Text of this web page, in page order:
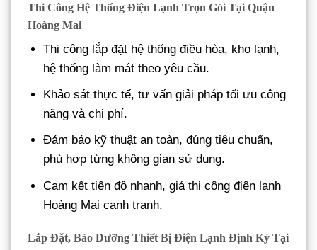
Thi Công Hệ Thống Điện Lạnh Trọn Gói Tại Quận
Hoàng Mai
Thi công lắp đặt hệ thống điều hòa, kho lạnh,
hệ thống làm mát theo yêu cầu.
Khảo sát thực tế, tư vấn giải pháp tối ưu công
năng và chi phí.
Đảm bảo kỹ thuật an toàn, đúng tiêu chuẩn,
phù hợp từng không gian sử dụng.
Cam kết tiến độ nhanh, giá thi công điện lạnh
Hoàng Mai cạnh tranh.
Lắp Đặt, Bảo Dưỡng Thiết Bị Điện Lạnh Định Kỳ Tại